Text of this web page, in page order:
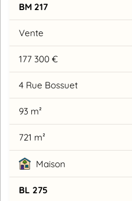
BM 217
Vente
177 300 €
4 Rue Bossuet
93 m²
721 m²
Maison
BL 275